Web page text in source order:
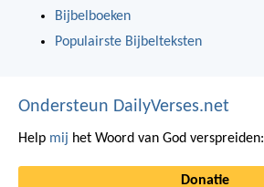
Bijbelboeken
Populairste Bijbelteksten
Ondersteun DailyVerses.net
Help mij het Woord van God verspreiden:
Donatie